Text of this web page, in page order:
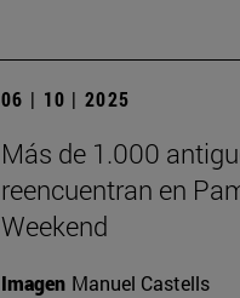
06 | 10 | 2025
Más de 1.000
reencuentran en
Weekend
Imagen Manuel Castells